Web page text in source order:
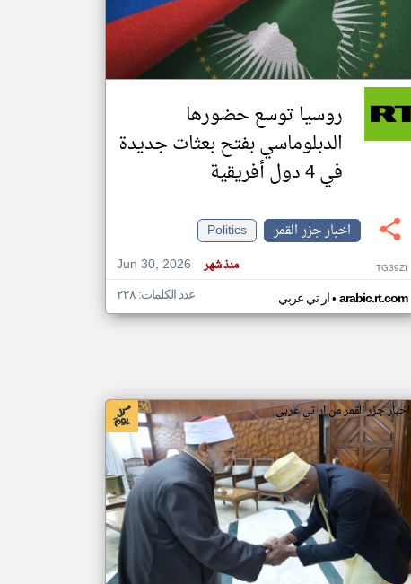
تغيير الدولة
اخبار جزر القمر على مدار الساعة
أهم اخبار جزر القمر العاجلة والمباشرة
روسيا توسع حضورها
الدبلوماسي بفتح بعثات جديدة
في 4 دول أفريقية
اخبار جزر القمر
Politics
Jun 30, 2026
منذ شهر TG39ZI
ار تي عربي• arabic.rt.com عدد الكلمات: ٢٢٨
اخبار جزر القمر من ار تي عربي
klyoum.com